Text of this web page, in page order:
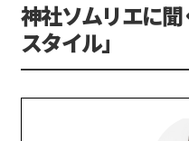
神社ソムリエに
スタイル」